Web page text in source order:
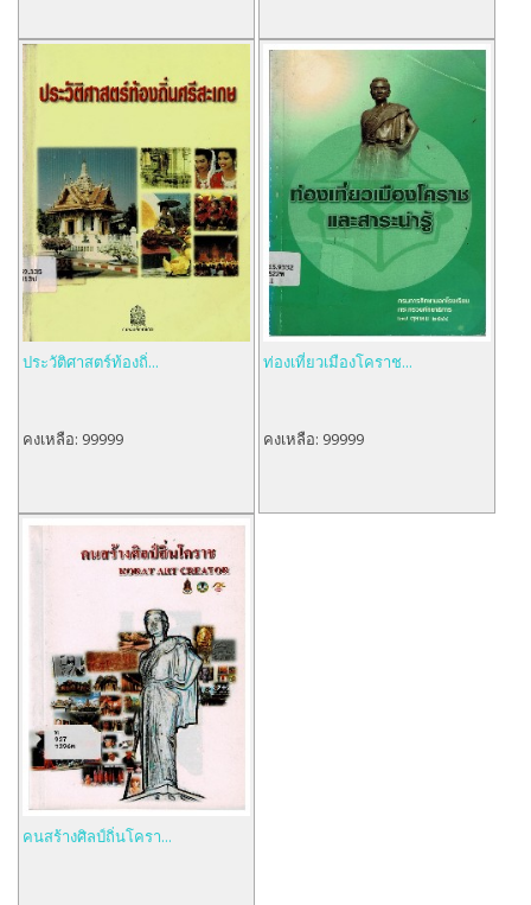
ประวัติศาสตร์ท้องถิ่...
คงเหลือ: 99999
ท่องเที่ยวเมืองโคราช...
คงเหลือ: 99999
คนสร้างศิลป์ถิ่นโครา...